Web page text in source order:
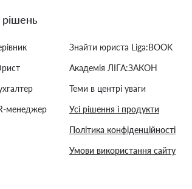
менеджер
Знайти юриста Liga:BOOK
Академія ЛІГА:ЗАКОН
Теми в центрі уваги
Усі рішення і продукти
Політика конфіденційності
Умови використання сайту